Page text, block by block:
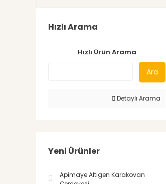
Hızlı Arama
Hızlı Ürün Arama
Ara
Detaylı Arama
Yeni Ürünler
Apimaye Altıgen Karakovan